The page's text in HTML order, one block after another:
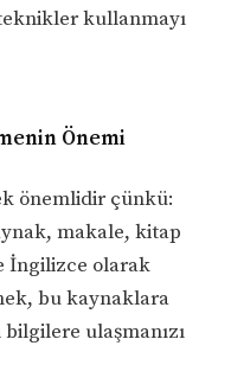
kullanmayı
Önemi
önemlidir çünkü:
makale, kitap
İngilizce olarak
bu kaynaklara
ulaşmanızı